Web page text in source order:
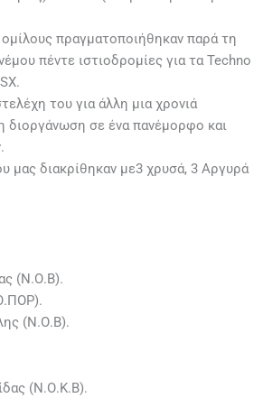
πραγματοποιήθηκαν παρά τη
πέντε ιστιοδρομίες για τα Techno
του για άλλη μια χρονιά
διοργάνωση σε ένα πανέμορφο και
μας διακρίθηκαν με3 χρυσά, 3 Αργυρά
(Ν.Ο.Β).
(Ν.Ο.Β).
(Ν.Ο.Κ.Β).